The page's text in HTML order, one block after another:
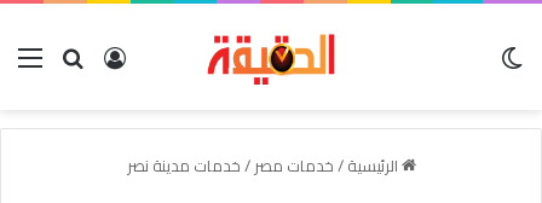
بحث عنتسجيل
الرئيسية/خدمات مصر/خدمات مدينة نصر